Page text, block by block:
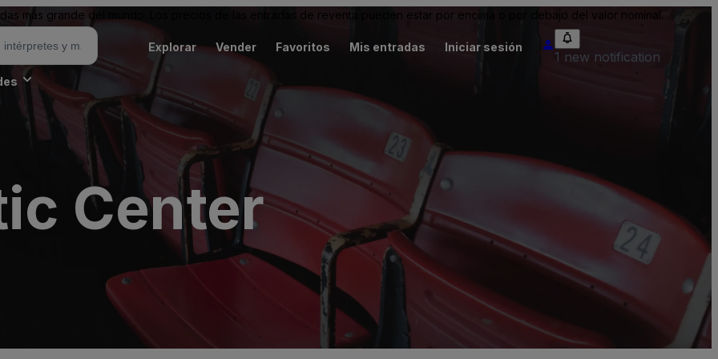
más grande del mundo. Los precios de las entradas de reventa pueden estar por encima o por debajo del valor nominal.
Explorar Vender Favoritos Mis entradas Iniciar sesión
1 new notification
Center